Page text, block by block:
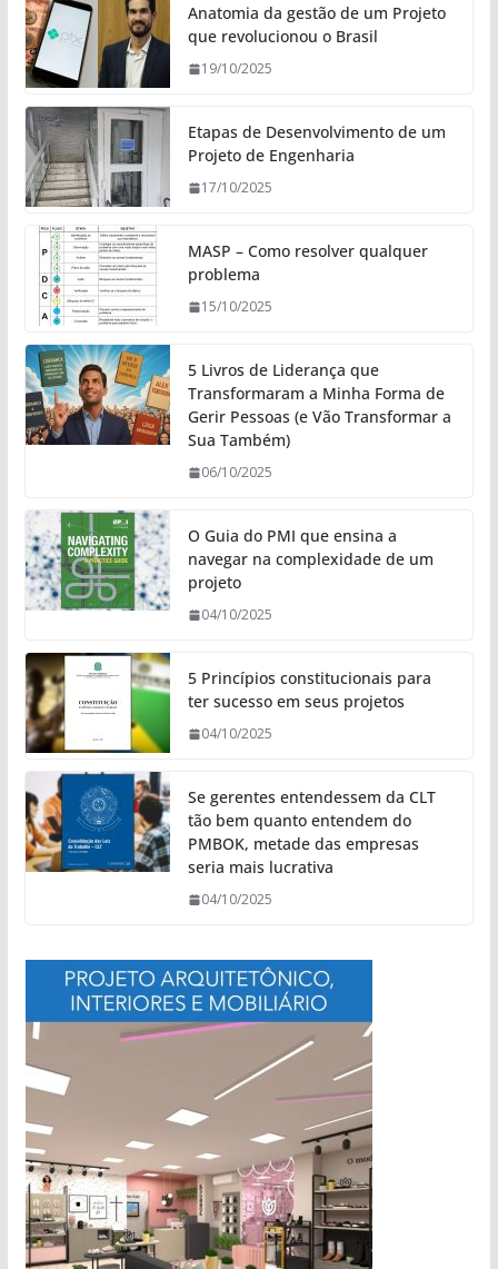
Anatomia da gestão de um Projeto
que revolucionou o Brasil
19/10/2025
Etapas de Desenvolvimento de um
Projeto de Engenharia
17/10/2025
MASP – Como resolver qualquer
problema
15/10/2025
5 Livros de Liderança que
Transformaram a Minha Forma de
Gerir Pessoas (e Vão Transformar a
Sua Também)
06/10/2025
O Guia do PMI que ensina a
navegar na complexidade de um
projeto
04/10/2025
5 Princípios constitucionais para
ter sucesso em seus projetos
04/10/2025
Se gerentes entendessem da CLT
tão bem quanto entendem do
PMBOK, metade das empresas
seria mais lucrativa
04/10/2025